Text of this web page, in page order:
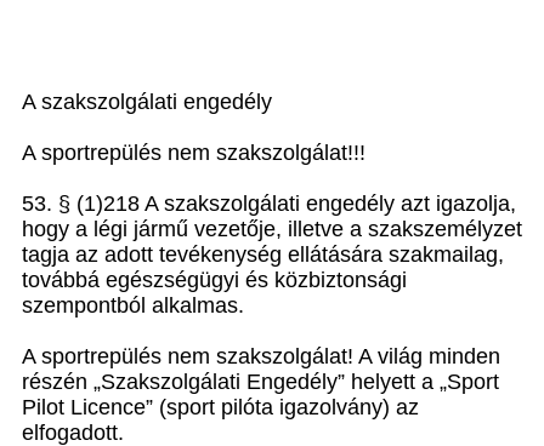
A szakszolgálati engedély
A sportrepülés nem szakszolgálat!!!
53. § (1)218 A szakszolgálati engedély azt igazolja,
hogy a légi jármű vezetője, illetve a szakszemélyzet
tagja az adott tevékenység ellátására szakmailag,
továbbá egészségügyi és közbiztonsági
szempontból alkalmas.
A sportrepülés nem szakszolgálat! A világ minden
részén „Szakszolgálati Engedély” helyett a „Sport
Pilot Licence” (sport pilóta igazolvány) az
elfogadott.